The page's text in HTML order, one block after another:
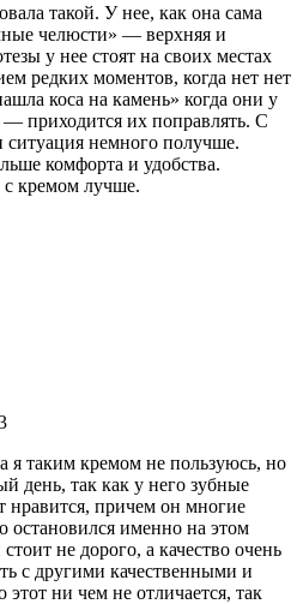
такой. У нее, как она сама
челюсти» — верхняя и
у нее стоят на своих местах
редких моментов, когда нет нет
коса на камень» когда они у
— приходится их поправлять. С
немного получше.
комфорта и удобства.
с кремом лучше.
я таким кремом не пользуюсь, но
день, так как у него зубные
нравится, причем он многие
остановился именно на этом
не дорого, а качество очень
с другими качественными и
ни чем не отличается, так